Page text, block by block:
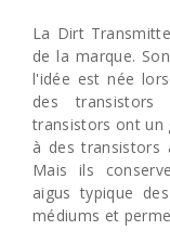
La Dirt
de la marque.
l'idée est née
des
transistors ont un
à des transistors
Mais ils
aigus typique
médiums et